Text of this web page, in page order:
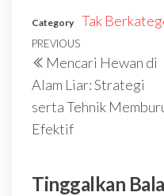
Category Tak
Navigasi
pos
Previous
Post
PREVIOUS
Mencari Hewan di
Alam Liar: Strategi
serta Tehnik
Efektif
Tinggalkan